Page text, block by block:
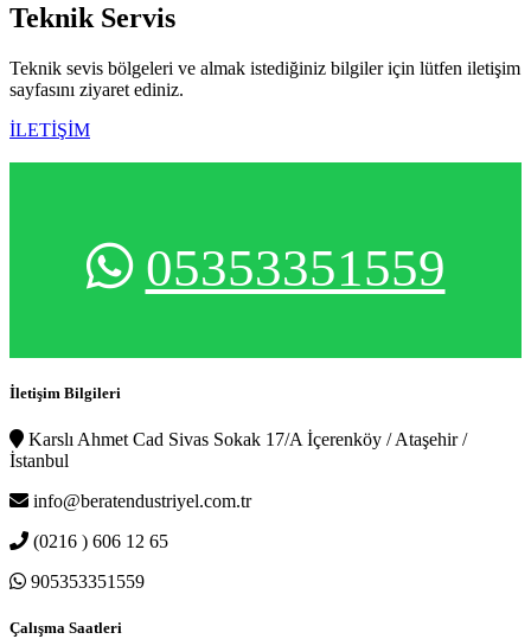
Teknik Servis
Teknik sevis bölgeleri ve almak istediğiniz bilgiler için lütfen iletişim
sayfasını ziyaret ediniz.
İLETİŞİM
05353351559
İletişim Bilgileri
Karslı Ahmet Cad Sivas Sokak 17/A İçerenköy / Ataşehir /
İstanbul
info@beratendustriyel.com.tr
(0216 ) 606 12 65
905353351559
Çalışma Saatleri